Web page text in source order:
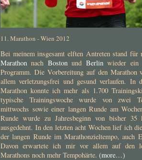
11. Marathon - Wien 2012
Bei meinem insgesamt elften Antreten stand
Marathon nach Bostonund Berlinwieder ein
Programm. Die Vorbereitung auf den Marathon
allem verletzungsfrei und gesund verlaufen. In
Marathon konnte ich mehr als 1.700
typische Trainingswoche wurde von zwei
mittwochs sowie einer langen Runde am
Runde wurde zu Jahresbeginn von bisher
ausgedehnt. In den letzten acht Wochen lief ich
der langen Runde im Marathonzieltempo, auch
Davon erwartete ich mir vor allem auf den
Marathons noch mehr Tempohärte. (more…)